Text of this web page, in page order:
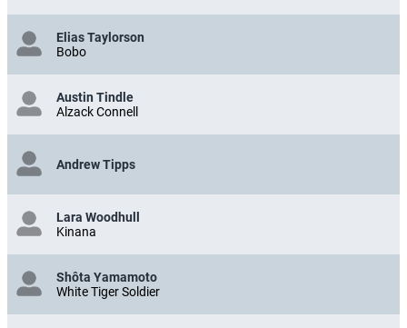
Elias Taylorson
Bobo
Austin Tindle
Alzack Connell
Andrew Tipps
Lara Woodhull
Kinana
Shôta Yamamoto
White Tiger Soldier